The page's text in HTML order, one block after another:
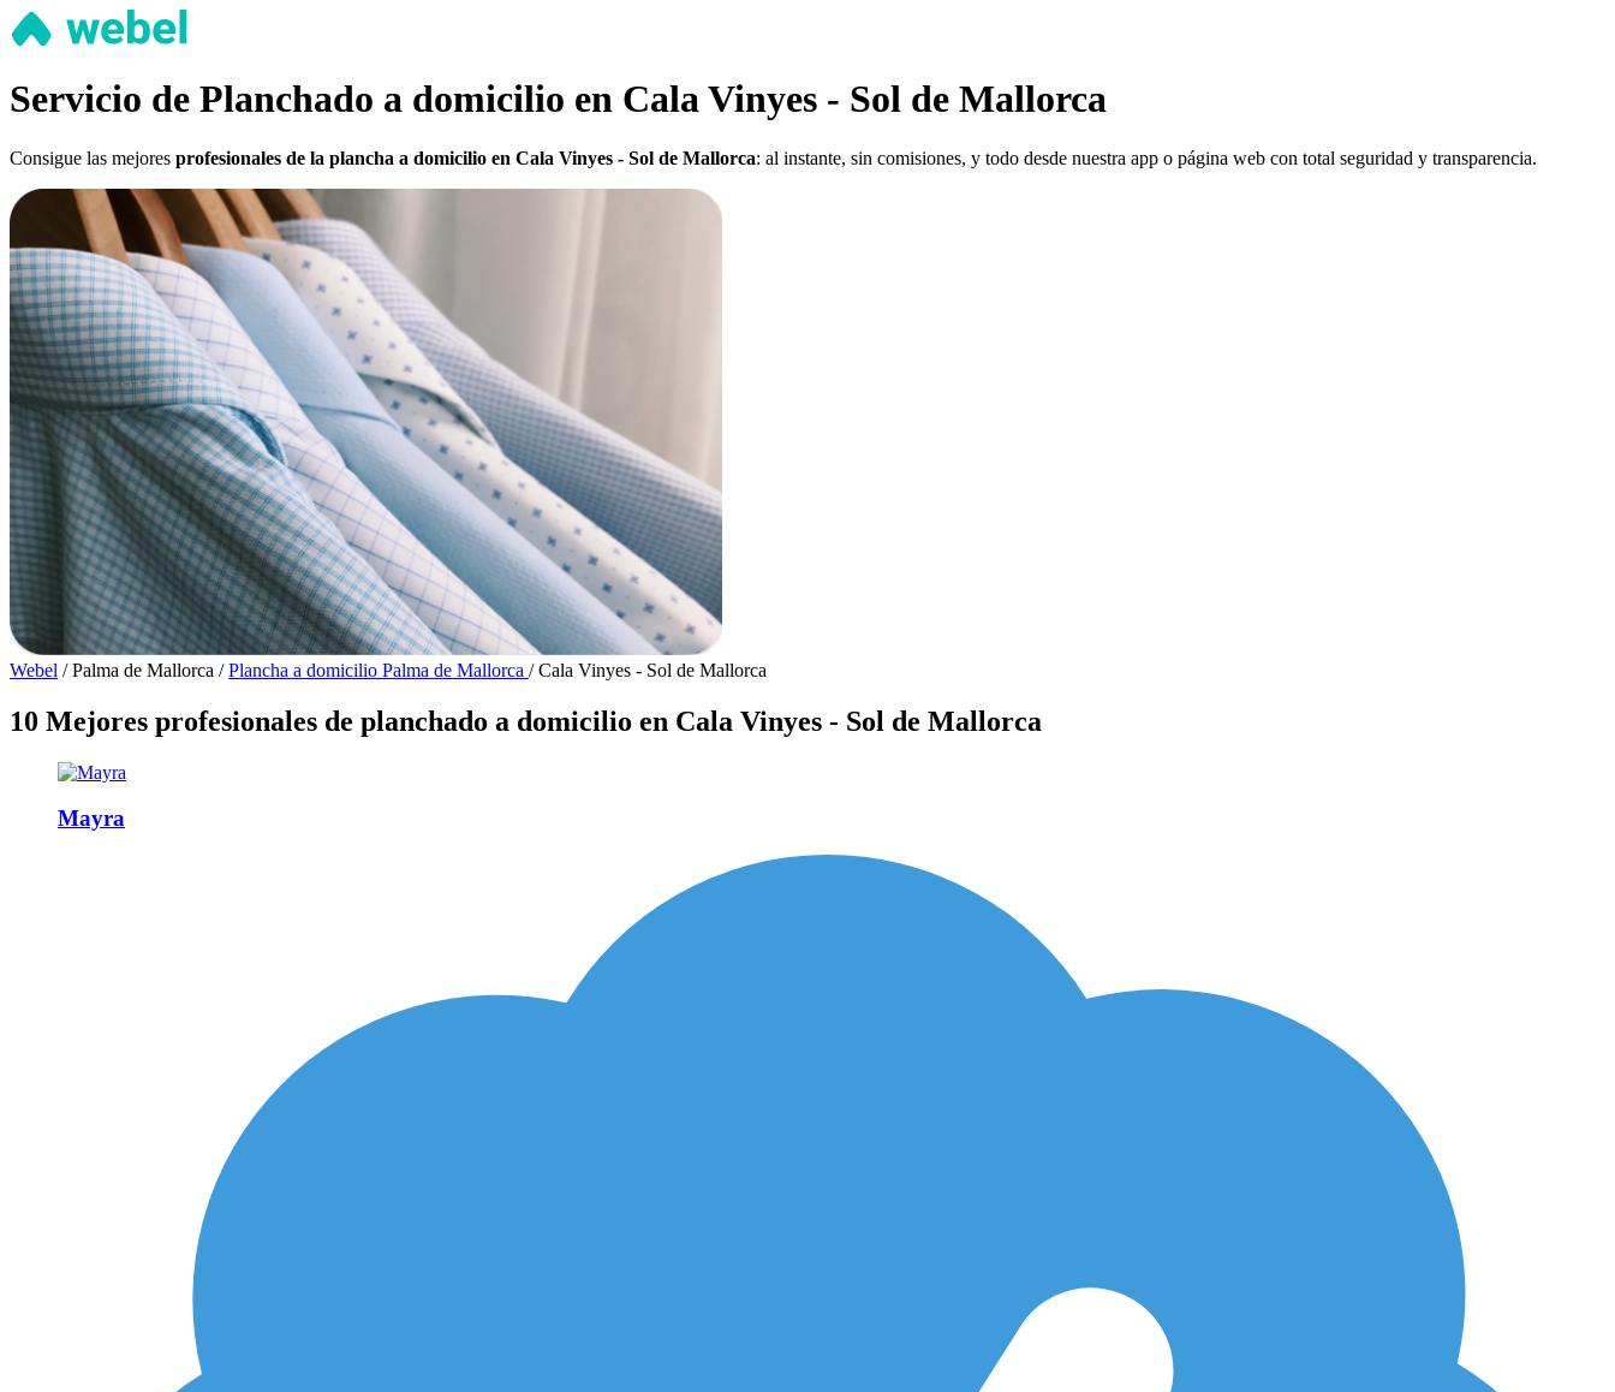
Servicio de Planchado a domicilio en Cala Vinyes - Sol de Mallorca
Consigue las mejores profesionales de la plancha a domicilio en Cala Vinyes - Sol de Mallorca: al instante, sin comisiones, y todo desde nuestra app o página web con total seguridad y transparencia.
Webel / Palma de Mallorca / Plancha a domicilio Palma de Mallorca / Cala Vinyes - Sol de Mallorca
10 Mejores profesionales de planchado a domicilio en Cala Vinyes - Sol de Mallorca
Mayra